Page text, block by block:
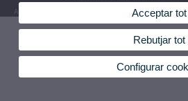
Avís legal Política privacitat|Cookies|
Acceptar tot
Rebutjar tot
Configurar